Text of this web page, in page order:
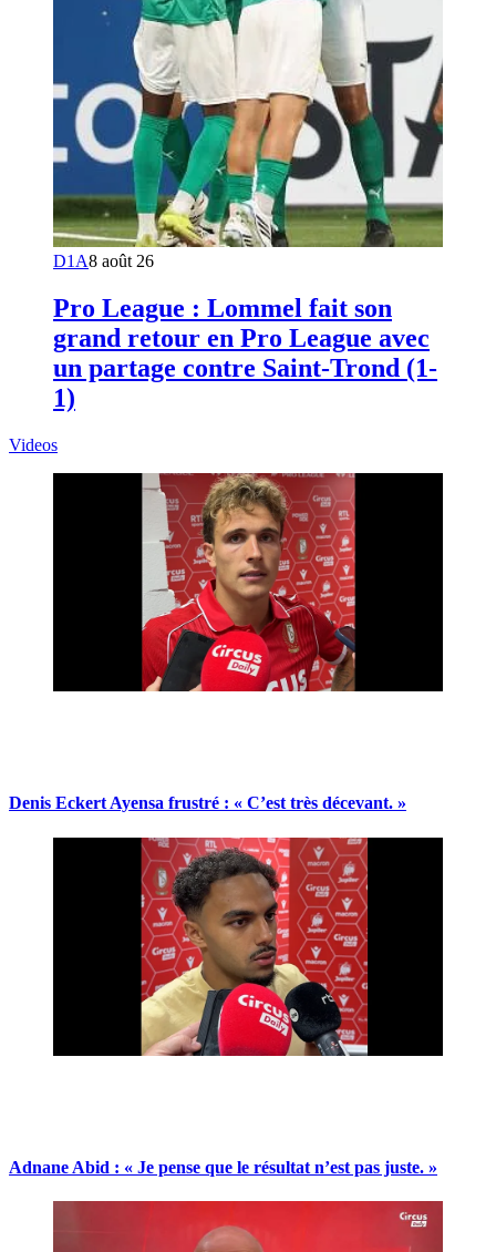
D1A8 août 26
Pro League : Lommel fait son
grand retour en Pro League avec
un partage contre Saint-Trond (1-
1)
Videos
Denis Eckert Ayensa frustré : « C’est très décevant. »
Adnane Abid : « Je pense que le résultat n’est pas juste. »